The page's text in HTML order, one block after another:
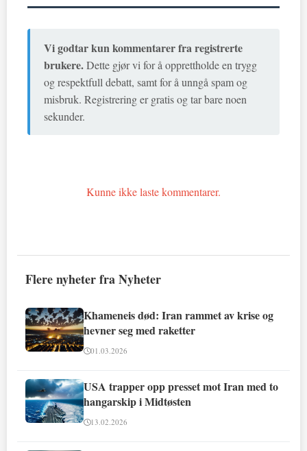
Vi godtar kun kommentarer fra registrerte
brukere.Dette gjør vi for å opprettholde en trygg
og respektfull debatt, samt for å unngå spam og
misbruk. Registrering er gratis og tar bare noen
sekunder.
Kunne ikke laste kommentarer.
Flere nyheter fra Nyheter
Khameneis død: Iran rammet av krise og
hevner seg med raketter
01.03.2026
USA trapper opp presset mot Iran med to
hangarskip i Midtøsten
13.02.2026